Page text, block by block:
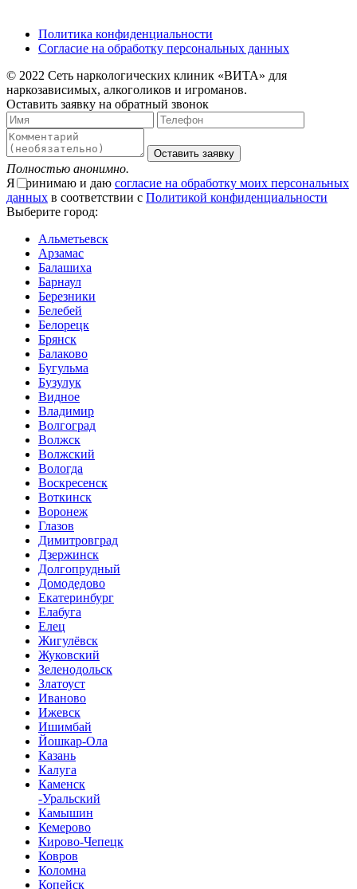
Политика конфиденциальности
Согласие на обработку персональных данных
© 2022 Сеть наркологических клиник «ВИТА» для
наркозависимых, алкоголиков и игроманов.
Оставить заявку на обратный звонок
Оставить заявку
Полностью анонимно.
Я принимаю и даю согласие на обработку моих персональных
данных в соответствии с Политикой конфиденциальности
Выберите город:
Альметьевск
Арзамас
Балашиха
Барнаул
Березники
Белебей
Белорецк
Брянск
Балаково
Бугульма
Бузулук
Видное
Владимир
Волгоград
Волжск
Волжский
Вологда
Воскресенск
Воткинск
Воронеж
Глазов
Димитровград
Дзержинск
Долгопрудный
Домодедово
Екатеринбург
Елабуга
Елец
Жигулёвск
Жуковский
Зеленодольск
Златоуст
Иваново
Ижевск
Ишимбай
Йошкар-Ола
Казань
Калуга
Каменск
-Уральский
Камышин
Кемерово
Кирово-Чепецк
Ковров
Коломна
Копейск